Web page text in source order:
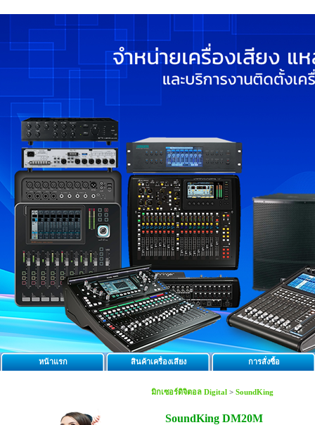
หน้าแรก สินค้าเครื่องเสียง การสั่งซื้อ
มิกเซอร์ดิจิตอล Digital > SoundKing
SoundKing DM20M